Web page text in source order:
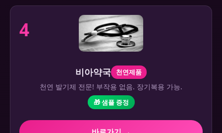
4
비아약국 천연제품
천연 발기제 전문! 부작용 없음. 장기복용 가능.
🎁 샘플 증정